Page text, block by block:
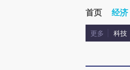
首页 经济
更多 科技